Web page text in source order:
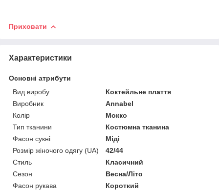
Приховати
Характеристики
Основні атрибути
Вид виробу
Коктейльне плаття
Виробник
Annabel
Колір
Мокко
Тип тканини
Костюмна тканина
Фасон сукні
Міді
Розмір жіночого одягу (UA)
42/44
Стиль
Класичний
Сезон
Весна/Літо
Фасон рукава
Короткий